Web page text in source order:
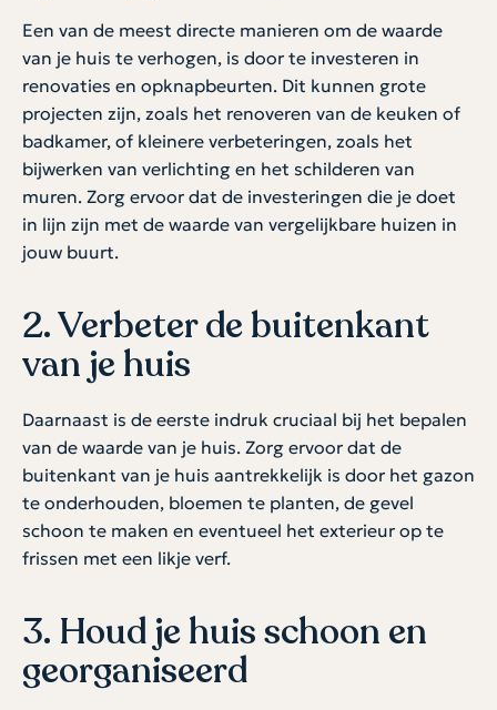
Een van de meest directe manieren om de waarde
van je huis te verhogen, is door te investeren in
renovaties en opknapbeurten. Dit kunnen grote
projecten zijn, zoals het renoveren van de keuken of
badkamer, of kleinere verbeteringen, zoals het
bijwerken van verlichting en het schilderen van
muren. Zorg ervoor dat de investeringen die je doet
in lijn zijn met de waarde van vergelijkbare huizen in
jouw buurt.
2. Verbeter de buitenkant
van je huis
Daarnaast is de eerste indruk cruciaal bij het bepalen
van de waarde van je huis. Zorg ervoor dat de
buitenkant van je huis aantrekkelijk is door het gazon
te onderhouden, bloemen te planten, de gevel
schoon te maken en eventueel het exterieur op te
frissen met een likje verf.
3. Houd je huis schoon en
georganiseerd